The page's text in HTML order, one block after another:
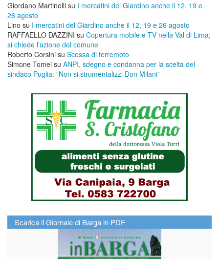
Giordano Martinelli su I mercatini del Giardino anche il 12, 19 e
26 agosto
Lino su I mercatini del Giardino anche il 12, 19 e 26 agosto
RAFFAELLO DAZZINI su ​Copertura mobile e TV nella Val di Lima;
si chiede l’azione del comune
Roberto Corsini su Scossa di terremoto
Simone Tomei su ANPI, sdegno e condanna per la scelta del
sindaco Puglia: “Non si strumentalizzi Don Milani”
Scarica il Giornale di Barga in PDF